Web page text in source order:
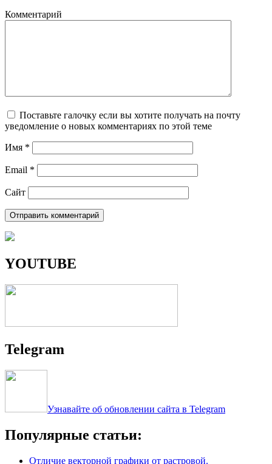
Комментарий
Поставьте галочку если вы хотите получать на почту
уведомление о новых комментариях по этой теме
Имя *
Email *
Сайт
YOUTUBE
Telegram
Узнавайте об обновлении сайта в Telegram
Популярные статьи:
Отличие векторной графики от растровой.